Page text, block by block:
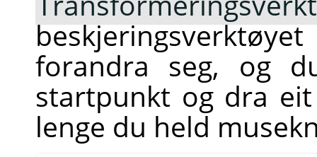
forandra seg, og
startpunkt og dra
lenge du held